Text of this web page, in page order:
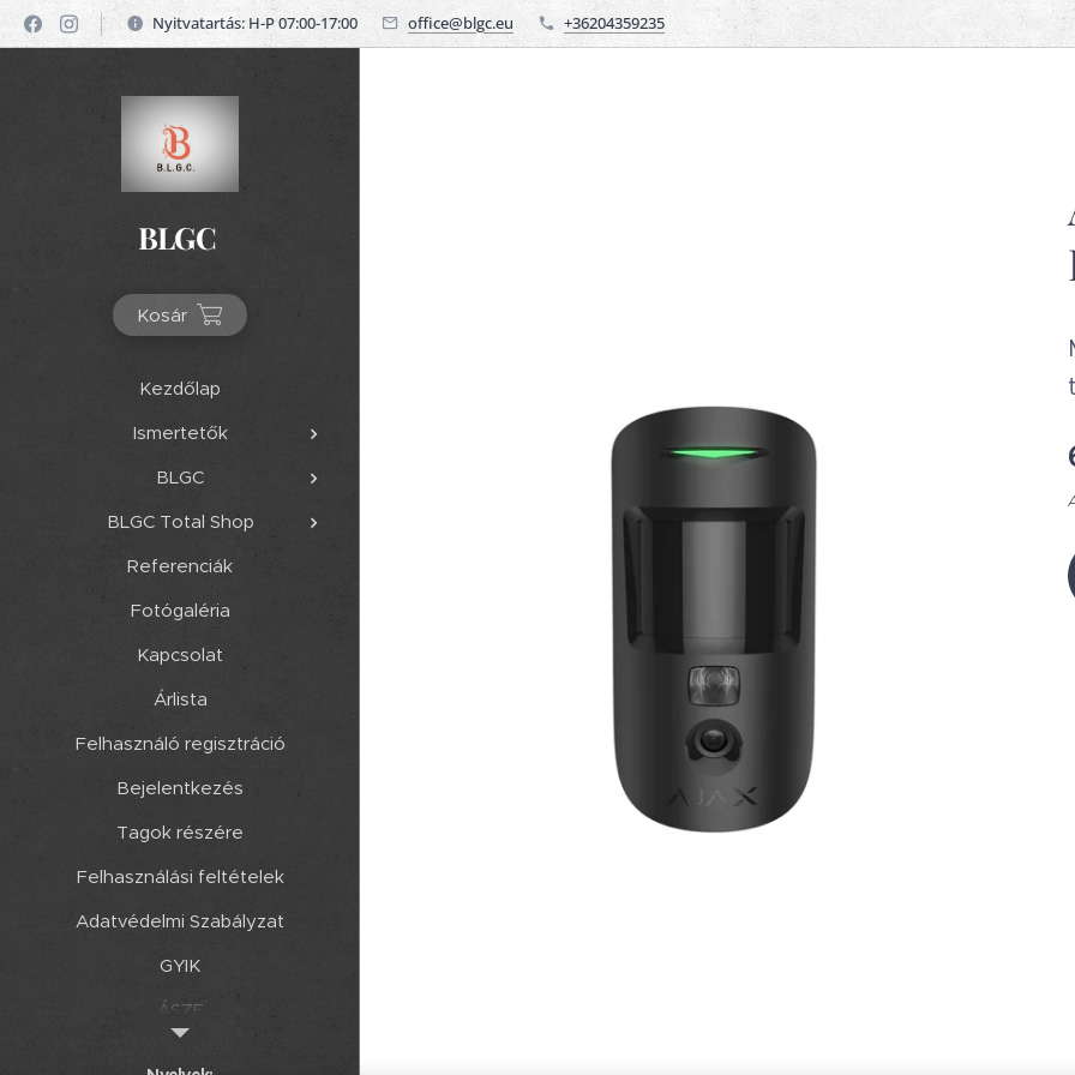
Nyitvatartás: H-P 07:00-17:00 office@blgc.eu +36204359235
BLGC
Kosár
Kezdőlap
Ismertetők
BLGC
BLGC Total Shop
Referenciák
Fotógaléria
Kapcsolat
Árlista
Felhasználó regisztráció
Bejelentkezés
Tagok részére
Felhasználási feltételek
Adatvédelmi Szabályzat
GYIK
ÁSZF